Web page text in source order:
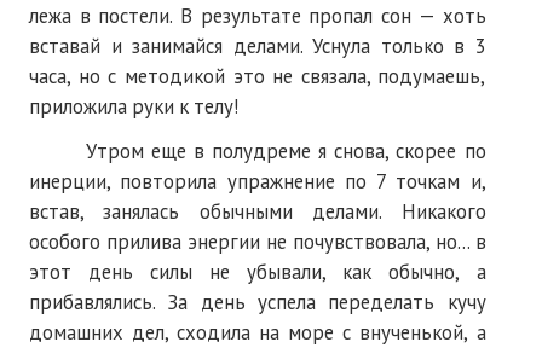
лежа в постели. В результате пропал сон — хоть
вставай и занимайся делами. Уснула только в 3
часа, но с методикой это не связала, подумаешь,
приложила руки к телу!
Утром еще в полудреме я снова, скорее по
инерции, повторила упражнение по 7 точкам и,
встав, занялась обычными делами. Никакого
особого прилива энергии не почувствовала, но... в
этот день силы не убывали, как обычно, а
прибавлялись. За день успела переделать кучу
домашних дел, сходила на море с внученькой, а